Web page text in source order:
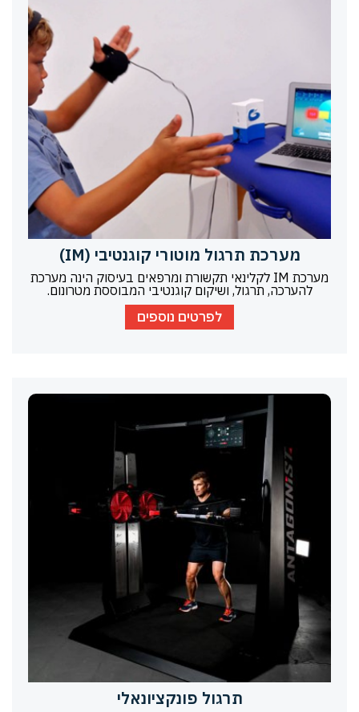
מערכת תרגול מוטורי קוגנטיבי (IM)
מערכת IM לקלינאי תקשורת ומרפאים בעיסוק הינה מערכת
להערכה, תרגול, ושיקום קוגנטיבי המבוססת מטרונום.
לפרטים נוספים
תרגול פונקציונאלי